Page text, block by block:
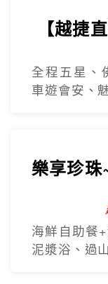
【越捷
全程五星、
車遊會安、
樂享珍
海鮮自助餐
泥漿浴、過